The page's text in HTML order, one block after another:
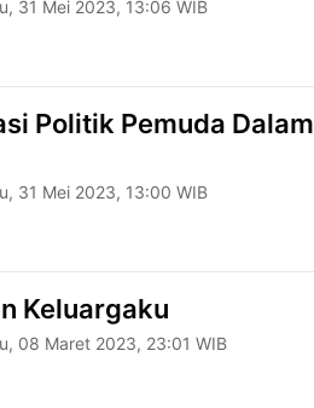
31 Mei 2023, 13:06 WIB
Politik Pemuda Dalam
31 Mei 2023, 13:00 WIB
Keluargaku
08 Maret 2023, 23:01 WIB